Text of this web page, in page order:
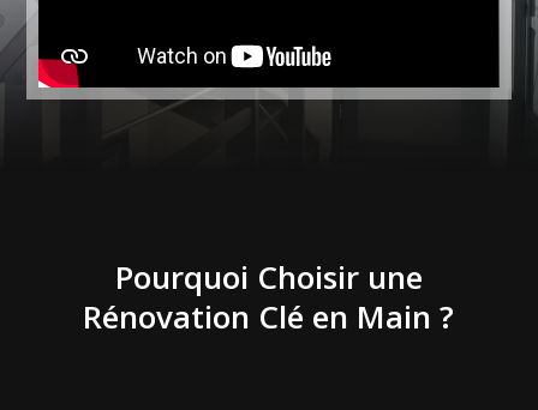
Pourquoi Choisir une
Rénovation Clé en Main ?